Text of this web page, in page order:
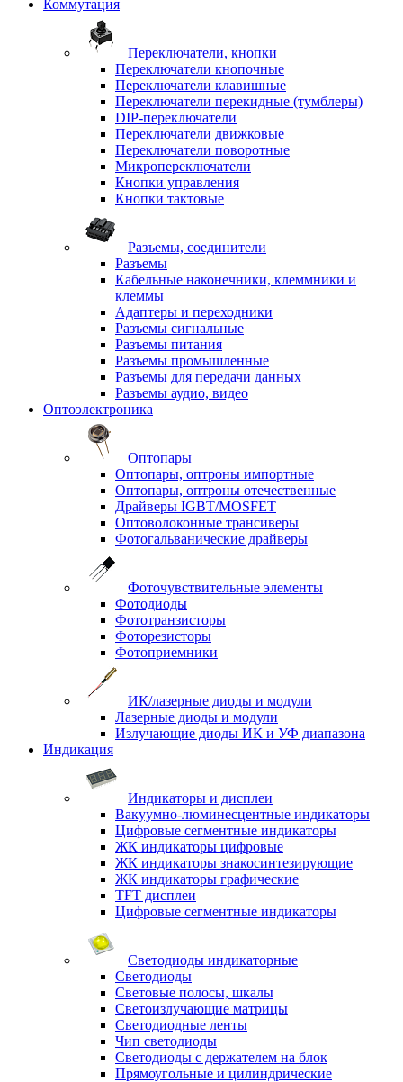
Коммутация
Переключатели, кнопки
Переключатели кнопочные
Переключатели клавишные
Переключатели перекидные (тумблеры)
DIP-переключатели
Переключатели движковые
Переключатели поворотные
Микропереключатели
Кнопки управления
Кнопки тактовые
Разъемы, соединители
Разъемы
Кабельные наконечники, клеммники и
клеммы
Адаптеры и переходники
Разъемы сигнальные
Разъемы питания
Разъемы промышленные
Разъемы для передачи данных
Разъемы аудио, видео
Оптоэлектроника
Оптопары
Оптопары, оптроны импортные
Оптопары, оптроны отечественные
Драйверы IGBT/MOSFET
Оптоволоконные трансиверы
Фотогальванические драйверы
Фоточувствительные элементы
Фотодиоды
Фототранзисторы
Фоторезисторы
Фотоприемники
ИК/лазерные диоды и модули
Лазерные диоды и модули
Излучающие диоды ИК и УФ диапазона
Индикация
Индикаторы и дисплеи
Вакуумно-люминесцентные индикаторы
Цифровые сегментные индикаторы
ЖК индикаторы цифровые
ЖК индикаторы знакосинтезирующие
ЖК индикаторы графические
TFT дисплеи
Цифровые сегментные индикаторы
Светодиоды индикаторные
Светодиоды
Световые полосы, шкалы
Светоизлучающие матрицы
Светодиодные ленты
Чип светодиоды
Светодиоды с держателем на блок
Прямоугольные и цилиндрические